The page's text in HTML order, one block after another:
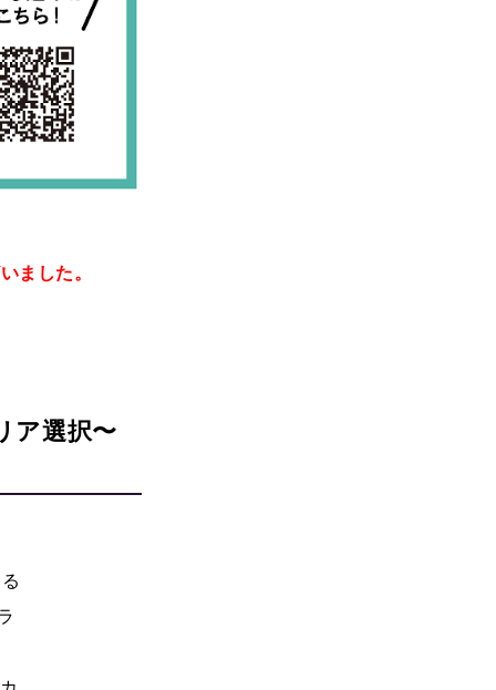
ました。
ア選択〜